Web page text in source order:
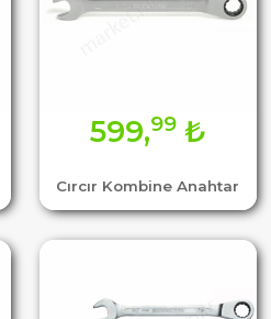
Cırcır Kombine Anahtar
599,99₺